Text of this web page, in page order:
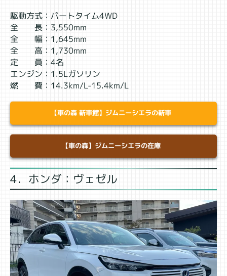
駆動方式：パートタイム4WD
全 長：3,550mm
全 幅：1,645mm
全 高：1,730mm
定 員：4名
エンジン：1.5Lガソリン
燃 費：14.3km/L-15.4km/L
【車の森 新車館】ジムニーシエラの新車
【車の森】ジムニーシエラの在庫
4．ホンダ：ヴェゼル